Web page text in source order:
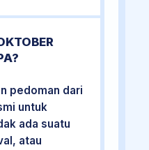
pedoman dari
untuk
ada suatu
atau